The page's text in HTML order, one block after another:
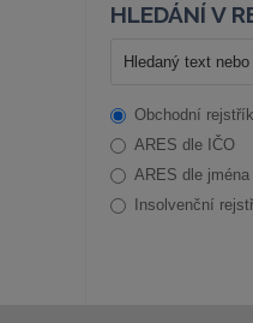
HLEDÁNÍ V
Obchodní rejstřík
ARES dle IČO
ARES dle
Insolvenční